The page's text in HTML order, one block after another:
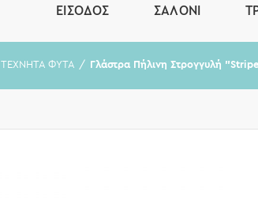
ΕΊΣΟΔΟΣ ΣΑΛΌΝΙ
ΤΕΧΝΗΤΑ ΦΥΤΑ Γλάστρα Πήλινη Στρογγυλή